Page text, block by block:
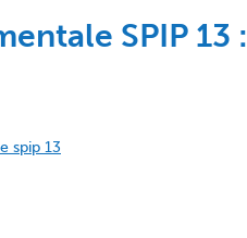
SPIP
spip 13